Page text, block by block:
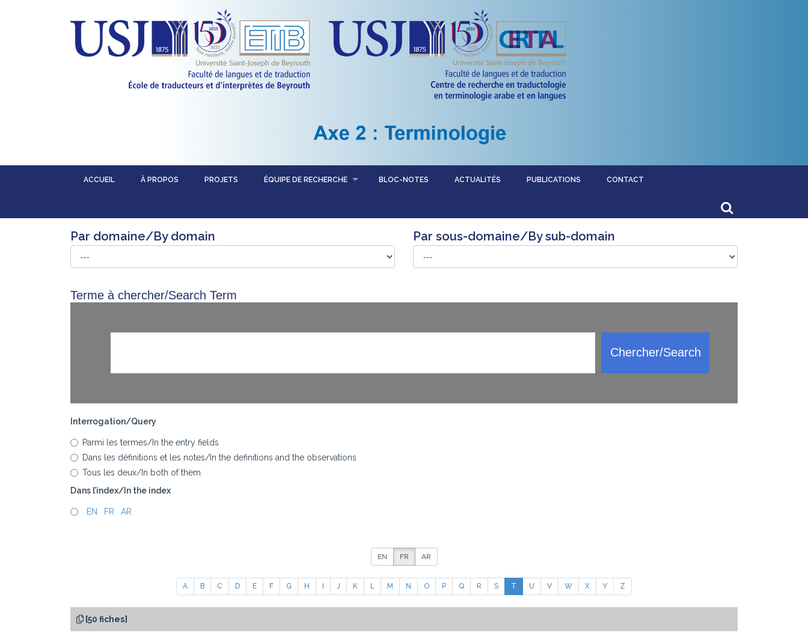
ACCUEIL À PROPOS PROJETS ÉQUIPE DE RECHERCHE BLOC-NOTES ACTUALITÉS PUBLICATIONS CONTACT
Par domaine/By domain Par sous-domaine/By sub-domain
Terme à chercher/Search Term
Chercher/Search
Interrogation/Query
Parmi les termes/In the entry fields
Dans les définitions et les notes/In the definitions and the observations
Tous les deux/In both of them
Dans l’index/In the index
EN FR AR
EN FR AR
A B C D E F G H I J K L M N O P Q R S T U V W X Y Z
[50 fiches]